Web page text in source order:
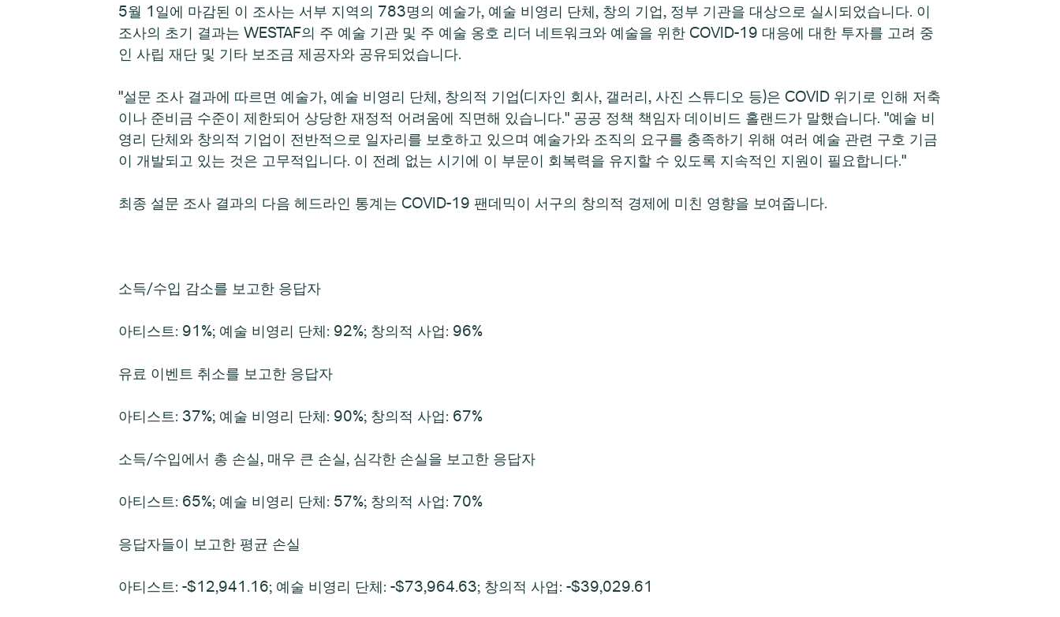
5월 1일에 마감된 이 조사는 서부 지역의 783명의 예술가, 예술 비영리 단체, 창의 기업, 정부 기관을 대상으로 실시되었습니다. 이
조사의 초기 결과는 WESTAF의 주 예술 기관 및 주 예술 옹호 리더 네트워크와 예술을 위한 COVID-19 대응에 대한 투자를 고려 중
인 사립 재단 및 기타 보조금 제공자와 공유되었습니다.
"설문 조사 결과에 따르면 예술가, 예술 비영리 단체, 창의적 기업(디자인 회사, 갤러리, 사진 스튜디오 등)은 COVID 위기로 인해 저축
이나 준비금 수준이 제한되어 상당한 재정적 어려움에 직면해 있습니다." 공공 정책 책임자 데이비드 홀랜드가 말했습니다. "예술 비
영리 단체와 창의적 기업이 전반적으로 일자리를 보호하고 있으며 예술가와 조직의 요구를 충족하기 위해 여러 예술 관련 구호 기금
이 개발되고 있는 것은 고무적입니다. 이 전례 없는 시기에 이 부문이 회복력을 유지할 수 있도록 지속적인 지원이 필요합니다."
최종 설문 조사 결과의 다음 헤드라인 통계는 COVID-19 팬데믹이 서구의 창의적 경제에 미친 영향을 보여줍니다.
소득/수입 감소를 보고한 응답자
아티스트: 91%; 예술 비영리 단체: 92%; 창의적 사업: 96%
유료 이벤트 취소를 보고한 응답자
아티스트: 37%; 예술 비영리 단체: 90%; 창의적 사업: 67%
소득/수입에서 총 손실, 매우 큰 손실, 심각한 손실을 보고한 응답자
아티스트: 65%; 예술 비영리 단체: 57%; 창의적 사업: 70%
응답자들이 보고한 평균 손실
아티스트: -$12,941.16; 예술 비영리 단체: -$73,964.63; 창의적 사업: -$39,029.61